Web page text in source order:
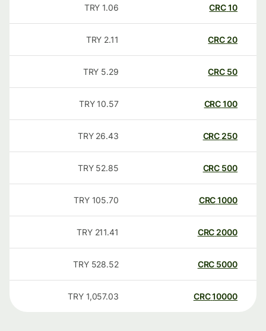
CRC
1.06
TRY
20
CRC
2.11
TRY
50
CRC
5.29
TRY
100
CRC
10.57
TRY
250
CRC
26.43
TRY
500
CRC
52.85
TRY
1000
CRC
105.70
TRY
2000
CRC
211.41
TRY
5000
CRC
528.52
TRY
10000
CRC
1,057.03
TRY